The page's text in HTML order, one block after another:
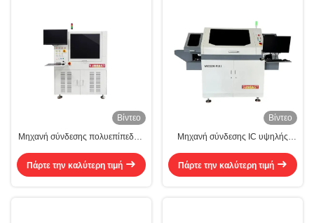
Βίντεο
Μηχανή σύνδεσης πολυεπίπεδων
Εξοπλισμός σύνδεσης με ψύξη
Πάρτε την καλύτερη τιμή
Βίντεο
Μηχανή σύνδεσης IC υψηλής
Bonders
Πάρτε την καλύτερη τιμή